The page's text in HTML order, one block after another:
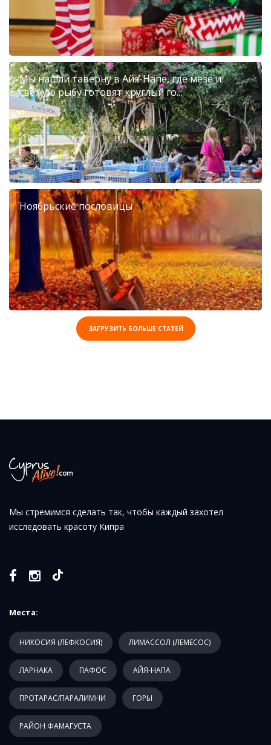
Мы нашли таверну в Айя-Напе, где мезе и
свежую рыбу готовят круглый го...
Ноябрьские пословицы
ЗАГРУЗИТЬ БОЛЬШЕ СТАТЕЙ
Мы стремимся сделать так, чтобы каждый захотел
исследовать красоту Кипра
Места:
НИКОСИЯ (ЛЕФКОСИЯ) ЛИМАССОЛ (ЛЕМЕСОС)
ЛАРНАКА ПАФОС АЙЯ-НАПА
ПРОТАРАС/ПАРАЛИМНИ ГОРЫ
РАЙОН ФАМАГУСТА